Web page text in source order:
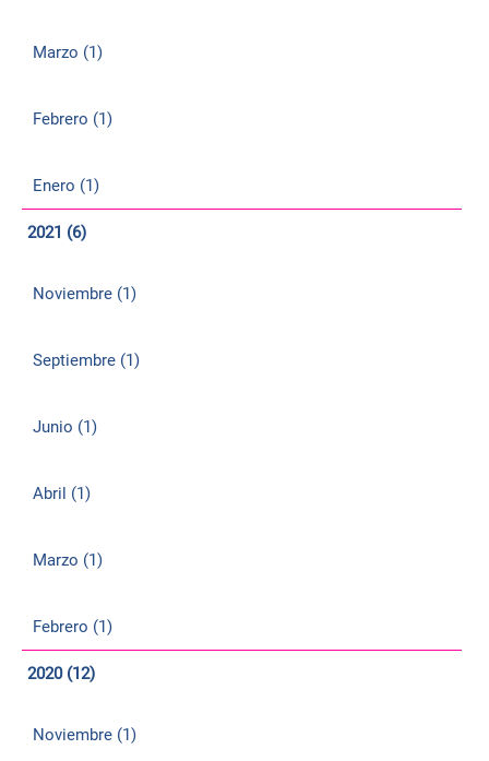
Marzo (1)
Febrero (1)
Enero (1)
2021 (6)
Noviembre (1)
Septiembre (1)
Junio (1)
Abril (1)
Marzo (1)
Febrero (1)
2020 (12)
Noviembre (1)